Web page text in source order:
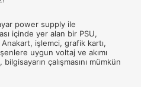
power supply ile
içinde yer alan bir PSU,
işlemci, grafik kartı,
uygun voltaj ve akımı
çalışmasını mümkün